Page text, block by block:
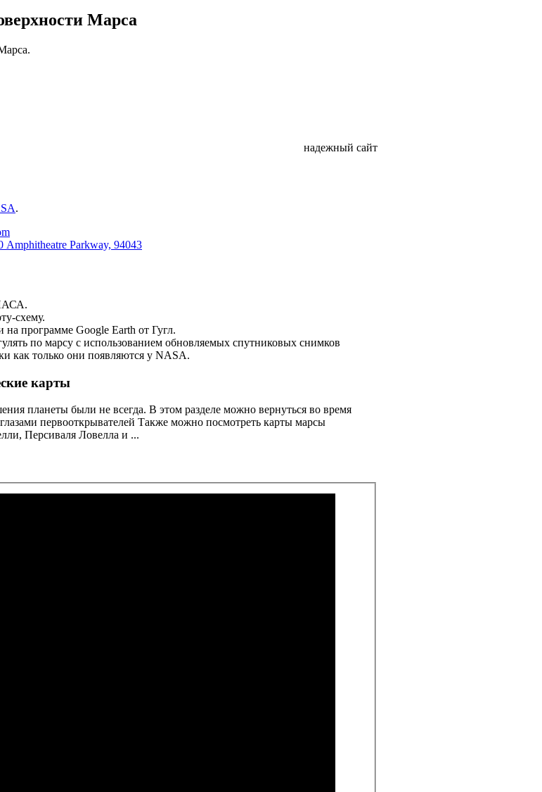
Марса
надежный сайт
.
Amphitheatre Parkway, 94043
схему.
программе Google Earth от Гугл.
по марсу с использованием обновляемых спутниковых снимков
как только они появляются у NASA.
карты
планеты были не всегда. В этом разделе можно вернуться во время
первооткрывателей Также можно посмотреть карты марсы
Персиваля Ловелла и ...